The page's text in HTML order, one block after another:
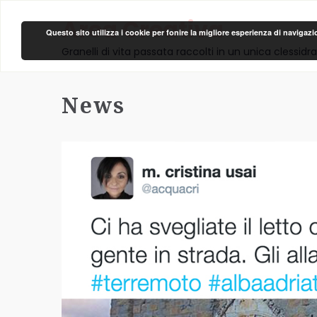
Area Creativa
Granelli di vita passata raccolti in un unica
News
Questo sito utilizza i cookie per fonire la migliore esperienza di